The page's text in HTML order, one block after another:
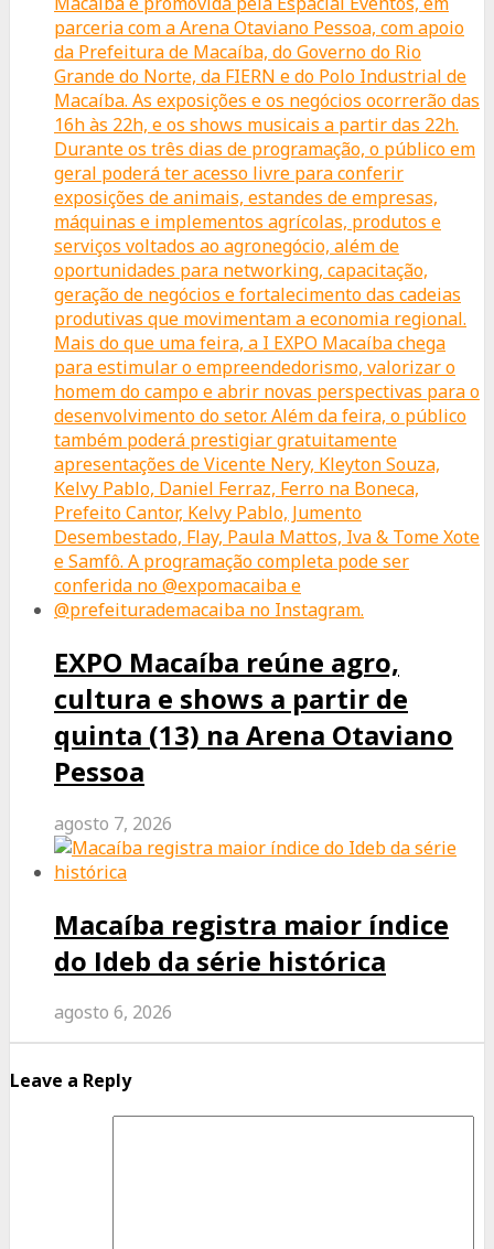
EXPO Macaíba reúne agro,
cultura e shows a partir de
quinta (13) na Arena Otaviano
Pessoa
agosto 7, 2026
Macaíba registra maior índice
do Ideb da série histórica
agosto 6, 2026
Leave a Reply